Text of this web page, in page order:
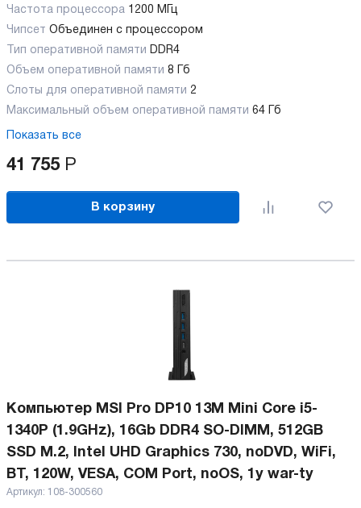
Частота процессора 1200 МГц
Чипсет Объединен с процессором
Тип оперативной памяти DDR4
Объем оперативной памяти 8 Гб
Слоты для оперативной памяти 2
Максимальный объем оперативной памяти 64 Гб
Показать все
41 755 Р
В корзину
Компьютер MSI Pro DP10 13M Mini Core i5-
1340P (1.9GHz), 16Gb DDR4 SO-DIMM, 512GB
SSD M.2, Intel UHD Graphics 730, noDVD, WiFi,
BT, 120W, VESA, COM Port, noOS, 1y war-ty
Артикул: 108-300560